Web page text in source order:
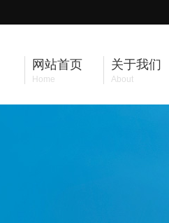
网站首页
Home
关于我们
About